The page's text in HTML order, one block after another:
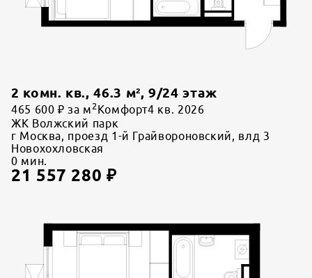
2 комн. кв., 46.3 м²,9/24 этаж
465 600 ₽ за м 2 Комфорт4 кв. 2026
ЖК Волжский парк
г Москва, проезд 1-й Грайвороновский, влд 3
Новохохловская
0 мин.
21 557 280 ₽